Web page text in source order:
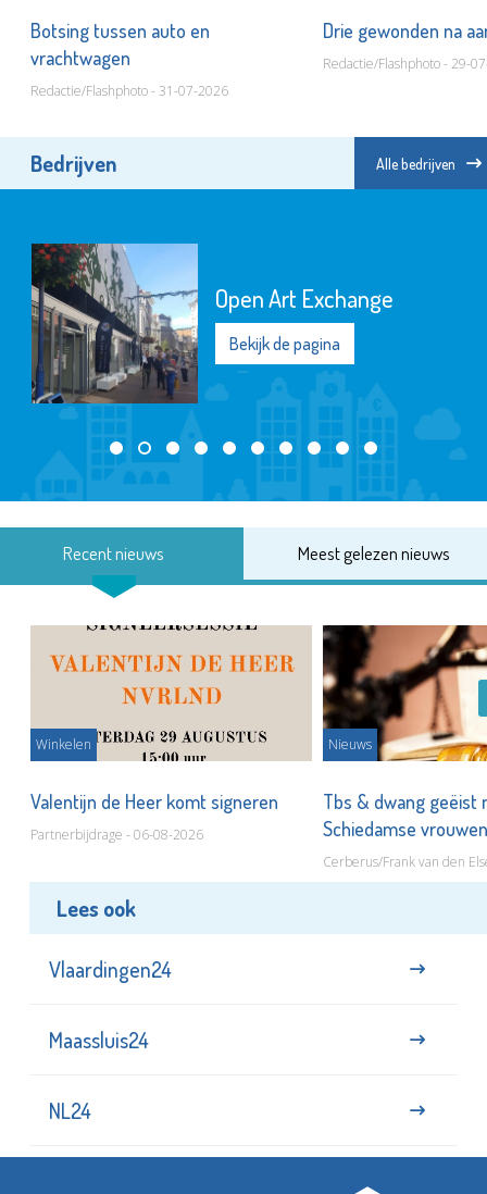
Botsing tussen auto en
vrachtwagen
Redactie/Flashphoto - 31-07-2026
Drie gewonden na
Redactie/Flashphoto - 29-
Bedrijven Alle bedrijven
Open Art Exchange
Bekijk de pagina
Recent nieuws Meest gelezen nieuws
Winkelen
Valentijn de Heer komt signeren
Partnerbijdrage - 06-08-2026
Nieuws
Tbs & dwang geëist
Schiedamse
Cerberus/Frank van den
Lees ook
Vlaardingen24
Maassluis24
NL24